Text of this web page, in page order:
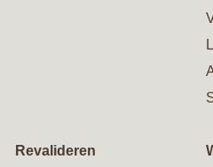
Revalideren